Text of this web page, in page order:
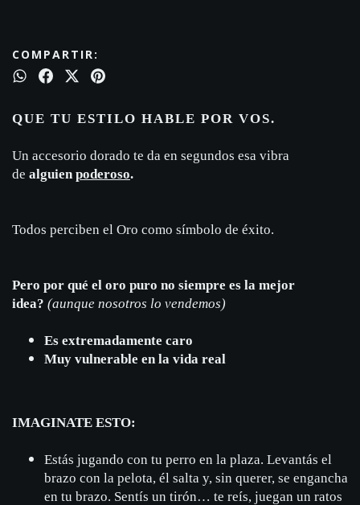
COMPARTIR:
QUE TU ESTILO HABLE POR VOS.
Un accesorio dorado te da en segundos esa vibra
de alguien poderoso.
Todos perciben el Oro como símbolo de éxito.
Pero por qué el oro puro no siempre es la mejor
idea? (aunque nosotros lo vendemos)
Es extremadamente caro
Muy vulnerable en la vida real
IMAGINATE ESTO:
Estás jugando con tu perro en la plaza. Levantás el
brazo con la pelota, él salta y, sin querer, se engancha
en tu brazo. Sentís un tirón… te reís, juegan un ratos